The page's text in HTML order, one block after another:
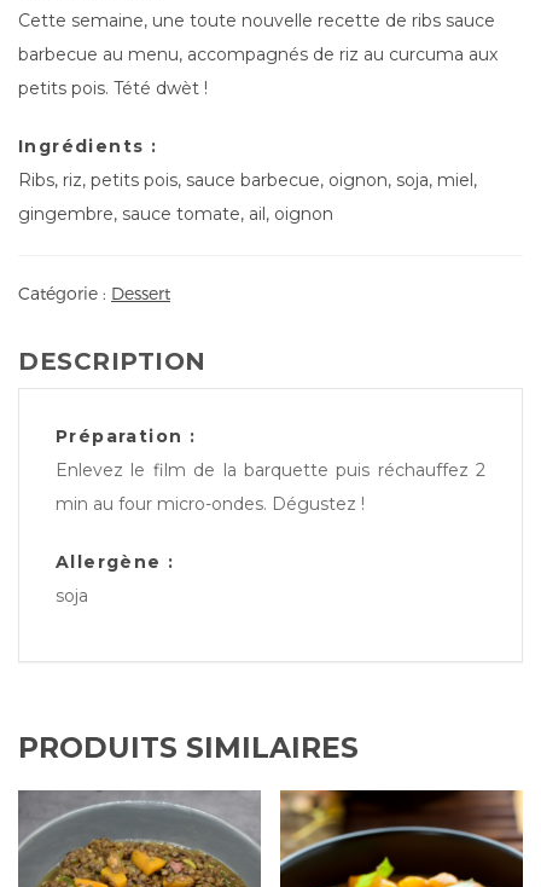
Cette semaine, une toute nouvelle recette de ribs sauce
barbecue au menu, accompagnés de riz au curcuma aux
petits pois. Tété dwèt !
Ingrédients :
Ribs, riz, petits pois, sauce barbecue, oignon, soja, miel,
gingembre, sauce tomate, ail, oignon
Catégorie : Dessert
DESCRIPTION
Préparation :
Enlevez le film de la barquette puis réchauffez 2
min au four micro-ondes. Dégustez !
Allergène :
soja
PRODUITS SIMILAIRES